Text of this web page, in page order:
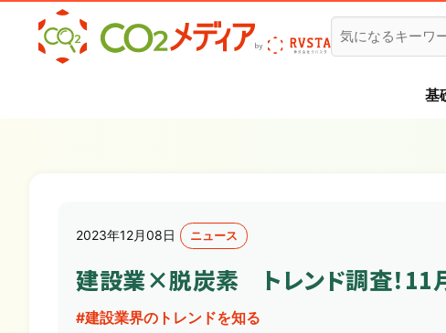
建設業✕脱炭素専門CO2メディア
基
2023年12月08日 ニュース
建設業×脱炭素 トレンド調査！11
#建設業界のトレンドを知る